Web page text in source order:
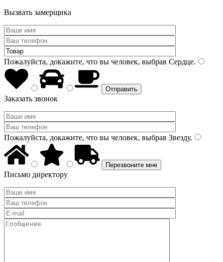
Вызвать замерщика
Пожалуйста, докажите, что вы человек, выбрав Сердце.
Заказать звонок
Пожалуйста, докажите, что вы человек, выбрав Звезду.
Письмо директору